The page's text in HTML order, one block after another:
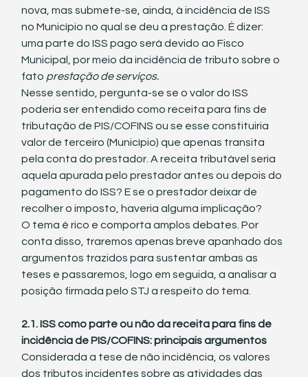
nova, mas submete-se, ainda, à incidência de ISS
no Município no qual se deu a prestação. É dizer:
uma parte do ISS pago será devido ao Fisco
Municipal, por meio da incidência de tributo sobre o
fato prestação de serviços.
Nesse sentido, pergunta-se se o valor do ISS
poderia ser entendido como receita para fins de
tributação de PIS/COFINS ou se esse constituiria
valor de terceiro (Município) que apenas transita
pela conta do prestador. A receita tributável seria
aquela apurada pelo prestador antes ou depois do
pagamento do ISS? E se o prestador deixar de
recolher o imposto, haveria alguma implicação?
O tema é rico e comporta amplos debates. Por
conta disso, traremos apenas breve apanhado dos
argumentos trazidos para sustentar ambas as
teses e passaremos, logo em seguida, a analisar a
posição firmada pelo STJ a respeito do tema.
2.1. ISS como parte ou não da receita para fins de
incidência de PIS/COFINS: principais argumentos
Considerada a tese de não incidência, os valores
dos tributos incidentes sobre as atividades das